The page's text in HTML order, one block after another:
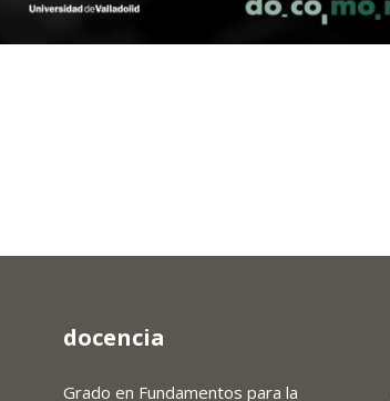
docencia
Grado en Fundamentos para la